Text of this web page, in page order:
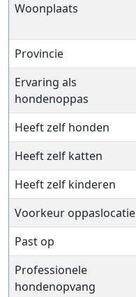
Woonplaats
Provincie
Ervaring als
hondenoppas
Heeft zelf honden
Heeft zelf katten
Heeft zelf kinderen
Voorkeur oppaslocatie
Past op
Professionele
hondenopvang